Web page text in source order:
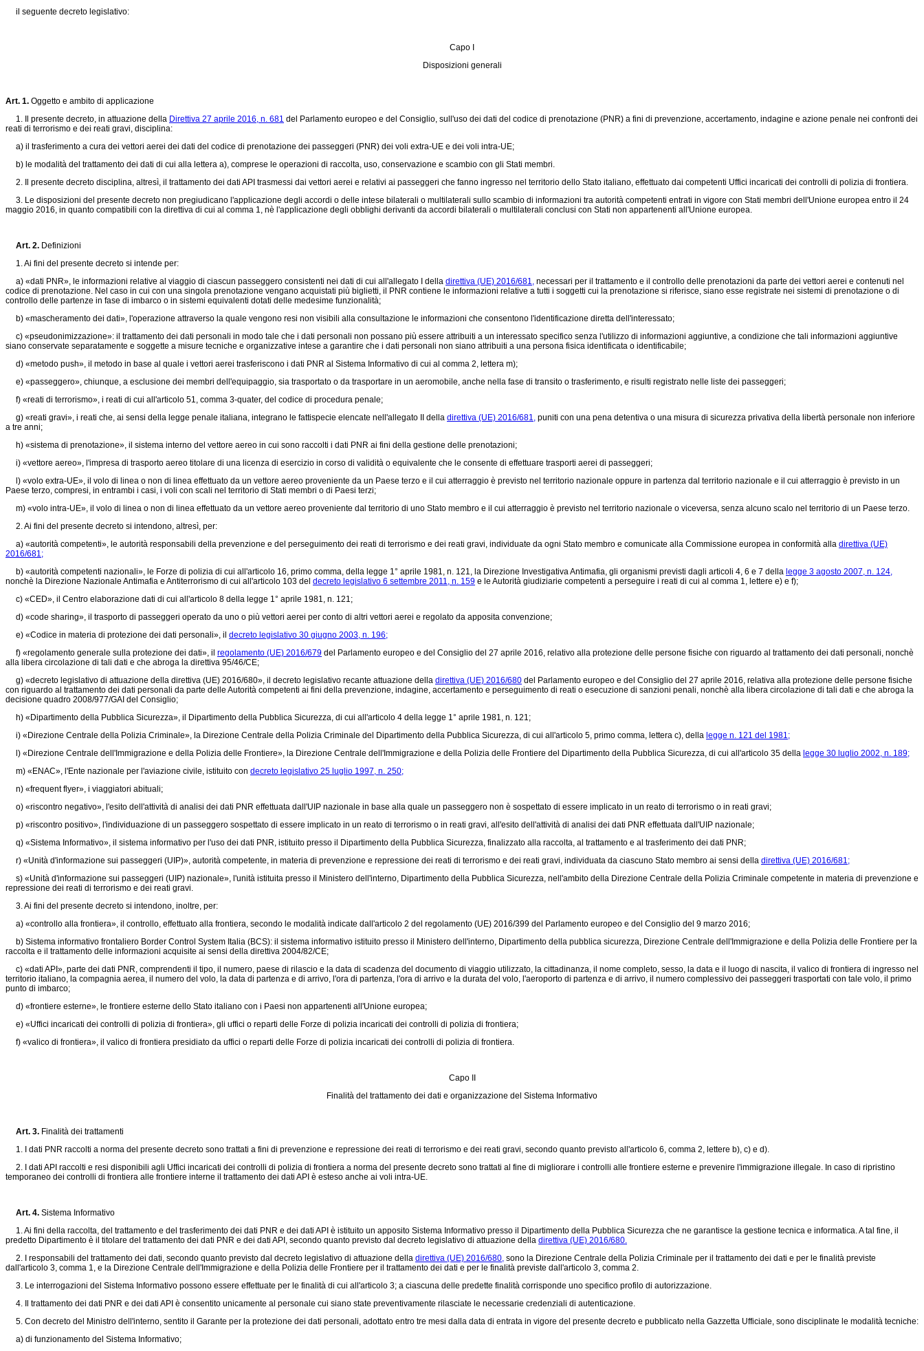
il seguente decreto legislativo:
Capo I
Disposizioni generali
Art. 1. Oggetto e ambito di applicazione
1. Il presente decreto, in attuazione della Direttiva 27 aprile 2016, n. 681 del Parlamento europeo e del Consiglio, sull'uso dei dati del codice di prenotazione (PNR) a fini di prevenzione, accertamento, indagine e azione penale nei confronti dei
reati di terrorismo e dei reati gravi, disciplina:
a) il trasferimento a cura dei vettori aerei dei dati del codice di prenotazione dei passeggeri (PNR) dei voli extra-UE e dei voli intra-UE;
b) le modalità del trattamento dei dati di cui alla lettera a), comprese le operazioni di raccolta, uso, conservazione e scambio con gli Stati membri.
2. Il presente decreto disciplina, altresì, il trattamento dei dati API trasmessi dai vettori aerei e relativi ai passeggeri che fanno ingresso nel territorio dello Stato italiano, effettuato dai competenti Uffici incaricati dei controlli di polizia di frontiera.
3. Le disposizioni del presente decreto non pregiudicano l'applicazione degli accordi o delle intese bilaterali o multilaterali sullo scambio di informazioni tra autorità competenti entrati in vigore con Stati membri dell'Unione europea entro il 24
maggio 2016, in quanto compatibili con la direttiva di cui al comma 1, nè l'applicazione degli obblighi derivanti da accordi bilaterali o multilaterali conclusi con Stati non appartenenti all'Unione europea.
Art. 2. Definizioni
1. Ai fini del presente decreto si intende per:
a) «dati PNR», le informazioni relative al viaggio di ciascun passeggero consistenti nei dati di cui all'allegato I della direttiva (UE) 2016/681, necessari per il trattamento e il controllo delle prenotazioni da parte dei vettori aerei e contenuti nel
codice di prenotazione. Nel caso in cui con una singola prenotazione vengano acquistati più biglietti, il PNR contiene le informazioni relative a tutti i soggetti cui la prenotazione si riferisce, siano esse registrate nei sistemi di prenotazione o di
controllo delle partenze in fase di imbarco o in sistemi equivalenti dotati delle medesime funzionalità;
b) «mascheramento dei dati», l'operazione attraverso la quale vengono resi non visibili alla consultazione le informazioni che consentono l'identificazione diretta dell'interessato;
c) «pseudonimizzazione»: il trattamento dei dati personali in modo tale che i dati personali non possano più essere attribuiti a un interessato specifico senza l'utilizzo di informazioni aggiuntive, a condizione che tali informazioni aggiuntive
siano conservate separatamente e soggette a misure tecniche e organizzative intese a garantire che i dati personali non siano attribuiti a una persona fisica identificata o identificabile;
d) «metodo push», il metodo in base al quale i vettori aerei trasferiscono i dati PNR al Sistema Informativo di cui al comma 2, lettera m);
e) «passeggero», chiunque, a esclusione dei membri dell'equipaggio, sia trasportato o da trasportare in un aeromobile, anche nella fase di transito o trasferimento, e risulti registrato nelle liste dei passeggeri;
f) «reati di terrorismo», i reati di cui all'articolo 51, comma 3-quater, del codice di procedura penale;
g) «reati gravi», i reati che, ai sensi della legge penale italiana, integrano le fattispecie elencate nell'allegato II della direttiva (UE) 2016/681, puniti con una pena detentiva o una misura di sicurezza privativa della libertà personale non inferiore
a tre anni;
h) «sistema di prenotazione», il sistema interno del vettore aereo in cui sono raccolti i dati PNR ai fini della gestione delle prenotazioni;
i) «vettore aereo», l'impresa di trasporto aereo titolare di una licenza di esercizio in corso di validità o equivalente che le consente di effettuare trasporti aerei di passeggeri;
l) «volo extra-UE», il volo di linea o non di linea effettuato da un vettore aereo proveniente da un Paese terzo e il cui atterraggio è previsto nel territorio nazionale oppure in partenza dal territorio nazionale e il cui atterraggio è previsto in un
Paese terzo, compresi, in entrambi i casi, i voli con scali nel territorio di Stati membri o di Paesi terzi;
m) «volo intra-UE», il volo di linea o non di linea effettuato da un vettore aereo proveniente dal territorio di uno Stato membro e il cui atterraggio è previsto nel territorio nazionale o viceversa, senza alcuno scalo nel territorio di un Paese terzo.
2. Ai fini del presente decreto si intendono, altresì, per:
a) «autorità competenti», le autorità responsabili della prevenzione e del perseguimento dei reati di terrorismo e dei reati gravi, individuate da ogni Stato membro e comunicate alla Commissione europea in conformità alla direttiva (UE)
2016/681;
b) «autorità competenti nazionali», le Forze di polizia di cui all'articolo 16, primo comma, della legge 1° aprile 1981, n. 121, la Direzione Investigativa Antimafia, gli organismi previsti dagli articoli 4, 6 e 7 della legge 3 agosto 2007, n. 124,
nonchè la Direzione Nazionale Antimafia e Antiterrorismo di cui all'articolo 103 del decreto legislativo 6 settembre 2011, n. 159 e le Autorità giudiziarie competenti a perseguire i reati di cui al comma 1, lettere e) e f);
c) «CED», il Centro elaborazione dati di cui all'articolo 8 della legge 1° aprile 1981, n. 121;
d) «code sharing», il trasporto di passeggeri operato da uno o più vettori aerei per conto di altri vettori aerei e regolato da apposita convenzione;
e) «Codice in materia di protezione dei dati personali», il decreto legislativo 30 giugno 2003, n. 196;
f) «regolamento generale sulla protezione dei dati», il regolamento (UE) 2016/679 del Parlamento europeo e del Consiglio del 27 aprile 2016, relativo alla protezione delle persone fisiche con riguardo al trattamento dei dati personali, nonchè
alla libera circolazione di tali dati e che abroga la direttiva 95/46/CE;
g) «decreto legislativo di attuazione della direttiva (UE) 2016/680», il decreto legislativo recante attuazione della direttiva (UE) 2016/680 del Parlamento europeo e del Consiglio del 27 aprile 2016, relativa alla protezione delle persone fisiche
con riguardo al trattamento dei dati personali da parte delle Autorità competenti ai fini della prevenzione, indagine, accertamento e perseguimento di reati o esecuzione di sanzioni penali, nonchè alla libera circolazione di tali dati e che abroga la
decisione quadro 2008/977/GAI del Consiglio;
h) «Dipartimento della Pubblica Sicurezza», il Dipartimento della Pubblica Sicurezza, di cui all'articolo 4 della legge 1° aprile 1981, n. 121;
i) «Direzione Centrale della Polizia Criminale», la Direzione Centrale della Polizia Criminale del Dipartimento della Pubblica Sicurezza, di cui all'articolo 5, primo comma, lettera c), della legge n. 121 del 1981;
l) «Direzione Centrale dell'Immigrazione e della Polizia delle Frontiere», la Direzione Centrale dell'Immigrazione e della Polizia delle Frontiere del Dipartimento della Pubblica Sicurezza, di cui all'articolo 35 della legge 30 luglio 2002, n. 189;
m) «ENAC», l'Ente nazionale per l'aviazione civile, istituito con decreto legislativo 25 luglio 1997, n. 250;
n) «frequent flyer», i viaggiatori abituali;
o) «riscontro negativo», l'esito dell'attività di analisi dei dati PNR effettuata dall'UIP nazionale in base alla quale un passeggero non è sospettato di essere implicato in un reato di terrorismo o in reati gravi;
p) «riscontro positivo», l'individuazione di un passeggero sospettato di essere implicato in un reato di terrorismo o in reati gravi, all'esito dell'attività di analisi dei dati PNR effettuata dall'UIP nazionale;
q) «Sistema Informativo», il sistema informativo per l'uso dei dati PNR, istituito presso il Dipartimento della Pubblica Sicurezza, finalizzato alla raccolta, al trattamento e al trasferimento dei dati PNR;
r) «Unità d'informazione sui passeggeri (UIP)», autorità competente, in materia di prevenzione e repressione dei reati di terrorismo e dei reati gravi, individuata da ciascuno Stato membro ai sensi della direttiva (UE) 2016/681;
s) «Unità d'informazione sui passeggeri (UIP) nazionale», l'unità istituita presso il Ministero dell'interno, Dipartimento della Pubblica Sicurezza, nell'ambito della Direzione Centrale della Polizia Criminale competente in materia di prevenzione e
repressione dei reati di terrorismo e dei reati gravi.
3. Ai fini del presente decreto si intendono, inoltre, per:
a) «controllo alla frontiera», il controllo, effettuato alla frontiera, secondo le modalità indicate dall'articolo 2 del regolamento (UE) 2016/399 del Parlamento europeo e del Consiglio del 9 marzo 2016;
b) Sistema informativo frontaliero Border Control System Italia (BCS): il sistema informativo istituito presso il Ministero dell'interno, Dipartimento della pubblica sicurezza, Direzione Centrale dell'Immigrazione e della Polizia delle Frontiere per la
raccolta e il trattamento delle informazioni acquisite ai sensi della direttiva 2004/82/CE;
c) «dati API», parte dei dati PNR, comprendenti il tipo, il numero, paese di rilascio e la data di scadenza del documento di viaggio utilizzato, la cittadinanza, il nome completo, sesso, la data e il luogo di nascita, il valico di frontiera di ingresso nel
territorio italiano, la compagnia aerea, il numero del volo, la data di partenza e di arrivo, l'ora di partenza, l'ora di arrivo e la durata del volo, l'aeroporto di partenza e di arrivo, il numero complessivo dei passeggeri trasportati con tale volo, il primo
punto di imbarco;
d) «frontiere esterne», le frontiere esterne dello Stato italiano con i Paesi non appartenenti all'Unione europea;
e) «Uffici incaricati dei controlli di polizia di frontiera», gli uffici o reparti delle Forze di polizia incaricati dei controlli di polizia di frontiera;
f) «valico di frontiera», il valico di frontiera presidiato da uffici o reparti delle Forze di polizia incaricati dei controlli di polizia di frontiera.
Capo II
Finalità del trattamento dei dati e organizzazione del Sistema Informativo
Art. 3. Finalità dei trattamenti
1. I dati PNR raccolti a norma del presente decreto sono trattati a fini di prevenzione e repressione dei reati di terrorismo e dei reati gravi, secondo quanto previsto all'articolo 6, comma 2, lettere b), c) e d).
2. I dati API raccolti e resi disponibili agli Uffici incaricati dei controlli di polizia di frontiera a norma del presente decreto sono trattati al fine di migliorare i controlli alle frontiere esterne e prevenire l'immigrazione illegale. In caso di ripristino
temporaneo dei controlli di frontiera alle frontiere interne il trattamento dei dati API è esteso anche ai voli intra-UE.
Art. 4. Sistema Informativo
1. Ai fini della raccolta, del trattamento e del trasferimento dei dati PNR e dei dati API è istituito un apposito Sistema Informativo presso il Dipartimento della Pubblica Sicurezza che ne garantisce la gestione tecnica e informatica. A tal fine, il
predetto Dipartimento è il titolare del trattamento dei dati PNR e dei dati API, secondo quanto previsto dal decreto legislativo di attuazione della direttiva (UE) 2016/680.
2. I responsabili del trattamento dei dati, secondo quanto previsto dal decreto legislativo di attuazione della direttiva (UE) 2016/680, sono la Direzione Centrale della Polizia Criminale per il trattamento dei dati e per le finalità previste
dall'articolo 3, comma 1, e la Direzione Centrale dell'Immigrazione e della Polizia delle Frontiere per il trattamento dei dati e per le finalità previste dall'articolo 3, comma 2.
3. Le interrogazioni del Sistema Informativo possono essere effettuate per le finalità di cui all'articolo 3; a ciascuna delle predette finalità corrisponde uno specifico profilo di autorizzazione.
4. Il trattamento dei dati PNR e dei dati API è consentito unicamente al personale cui siano state preventivamente rilasciate le necessarie credenziali di autenticazione.
5. Con decreto del Ministro dell'interno, sentito il Garante per la protezione dei dati personali, adottato entro tre mesi dalla data di entrata in vigore del presente decreto e pubblicato nella Gazzetta Ufficiale, sono disciplinate le modalità tecniche:
a) di funzionamento del Sistema Informativo;